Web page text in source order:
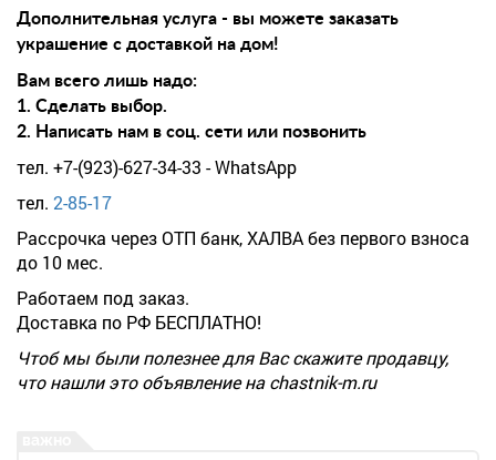
Дополнительная услуга - вы можете заказать
украшение с доставкой на дом!
Вам всего лишь надо:
1. Сделать выбор.
2. Написать нам в соц. сети или позвонить
тел. +7-(923)-627-34-33 - WhatsApp
тел. 2-85-17
Рассрочка через ОТП банк, ХАЛВА без первого взноса
до 10 мес.
Работаем под заказ.
Доставка по РФ БЕСПЛАТНО!
Чтоб мы были полезнее для Вас скажите продавцу,
что нашли это объявление на chastnik-m.ru